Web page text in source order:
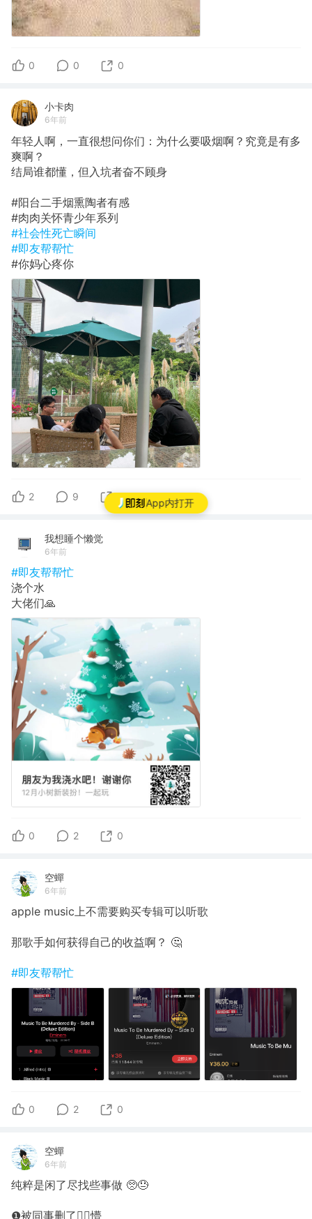
App内打开
0 0 0
小卡肉
6年前
年轻人啊，一直很想问你们：为什么要吸烟啊？究竟是有多
爽啊？
结局谁都懂，但入坑者奋不顾身
#阳台二手烟熏陶者有感
#肉肉关怀青少年系列
#社会性死亡瞬间
#即友帮帮忙
#你妈心疼你
2 9 1
我想睡个懒觉
6年前
#即友帮帮忙
浇个水
大佬们🙏
0 2 0
空蟬
6年前
apple music上不需要购买专辑可以听歌
那歌手如何获得自己的收益啊？ 🤔️
#即友帮帮忙
0 2 0
空蟬
6年前
纯粹是闲了尽找些事做 🥺😓
❶被同事删了👉🏽懵